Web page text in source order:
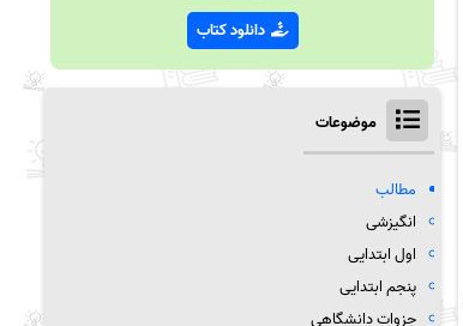
دانلود کتاب
موضوعات
مطالب
انگیزشی
اول ابتدایی
پنجم ابتدایی
جزوات دانشگاهی